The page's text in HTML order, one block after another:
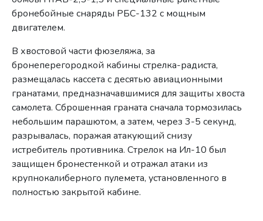
бронебойные снаряды РБС-132 с мощным
двигателем.
В хвостовой части фюзеляжа, за
бронеперегородкой кабины стрелка-радиста,
размещалась кассета с десятью авиационными
гранатами, предназначавшимися для защиты хвоста
самолета. Сброшенная граната сначала тормозилась
небольшим парашютом, а затем, через 3-5 секунд,
разрывалась, поражая атакующий снизу
истребитель противника. Стрелок на Ил-10 был
защищен бронестенкой и отражал атаки из
крупнокалиберного пулемета, установленного в
полностью закрытой кабине.